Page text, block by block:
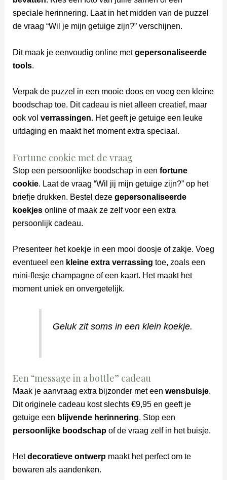
speciale herinnering. Laat in het midden van de puzzel
de vraag “Wil je mijn getuige zijn?” verschijnen.
Dit maak je eenvoudig online metgepersonaliseerde
tools.
Verpak de puzzel in een mooie doos en voeg een kleine
boodschap toe. Dit cadeau is niet alleen creatief, maar
ook vol verrassingen. Het geeft je getuige een leuke
uitdaging en maakt het moment extra speciaal.
Fortune cookie met de vraag
Stop een persoonlijke boodschap in een fortune
cookie. Laat de vraag “Wil jij mijn getuige zijn?” op het
briefje drukken. Bestel deze gepersonaliseerde
koekjesonline of maak ze zelf voor een extra
persoonlijk cadeau.
Presenteer het koekje in een mooi doosje of zakje. Voeg
eventueel een kleine extra verrassing toe, zoals een
mini-flesje champagne of een kaart. Het maakt het
moment uniek en onvergetelijk.
Geluk zit soms in een klein koekje.
Een “message in a bottle” cadeau
Maak je aanvraag extra bijzonder met een wensbuisje.
Dit originele cadeau kost slechts €9,95 en geeft je
getuige een blijvende herinnering. Stop een
persoonlijke boodschapof de vraag zelf in het buisje.
Hetdecoratieve ontwerpmaakt het perfect om te
bewaren als aandenken.